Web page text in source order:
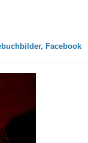
Facebook